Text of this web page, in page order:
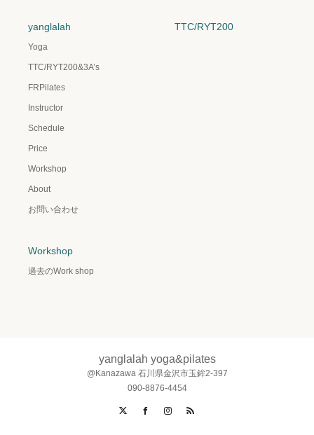
yanglalah
Yoga
TTC/RYT200&3A’s
FRPilates
Instructor
Schedule
Price
Workshop
About
お問い合わせ
TTC/RYT200
Workshop
過去のWork shop
yanglalah yoga&pilates
@Kanazawa 石川県金沢市玉鉾2-397
090-8876-4454
FacebookInstagram